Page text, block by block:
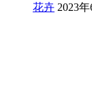
花卉 2023年